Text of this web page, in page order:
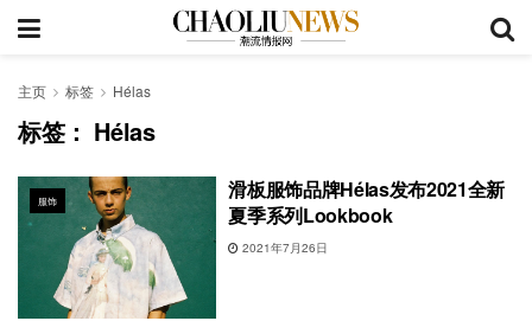
主页 标签 Hélas
标签： Hélas
服饰
滑板服饰品牌Hélas发布2021全新
夏季系列Lookbook
2021年7月26日